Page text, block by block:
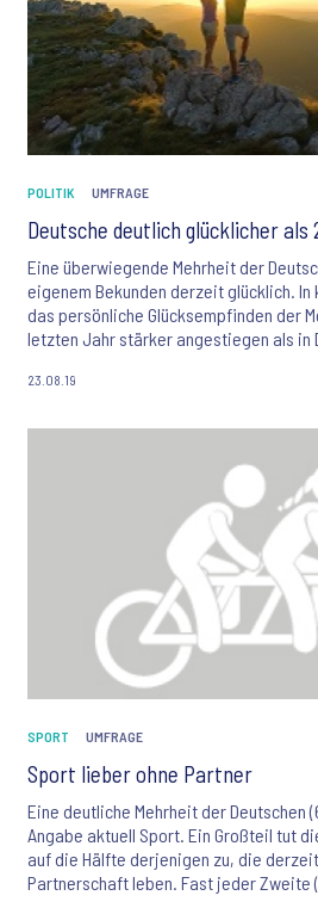
POLITIK UMFRAGE
Deutsche deutlich glücklicher als
Eine überwiegende Mehrheit der
eigenem Bekunden derzeit glücklich.
das persönliche Glücksempfinden der
letzten Jahr stärker angestiegen als in
Meinungsforschungsinstituts Ipsos, die
zwei Drittel aller erwachsenen
zumindest ziemlich glücklich. Global
glücklicher Menschen dagegen ab.
23.08.19
SPORT UMFRAGE
Sport lieber ohne Partner
Eine deutliche Mehrheit der Deutschen
Angabe aktuell Sport. Ein Großteil tut
auf die Hälfte derjenigen zu, die
Partnerschaft leben. Fast jeder Zweite